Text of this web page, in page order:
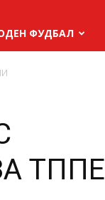
ФУДБАЛ
ТППЕ